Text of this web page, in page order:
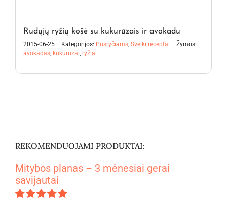
Rudųjų ryžių košė su kukurūzais ir avokadu
2015-06-25 | Kategorijos: Pusryčiams Sveiki receptai | Žymos:
avokadas kukūrūzai ryžiai
REKOMENDUOJAMI PRODUKTAI:
Mitybos planas – 3 mėnesiai gerai
savijautai